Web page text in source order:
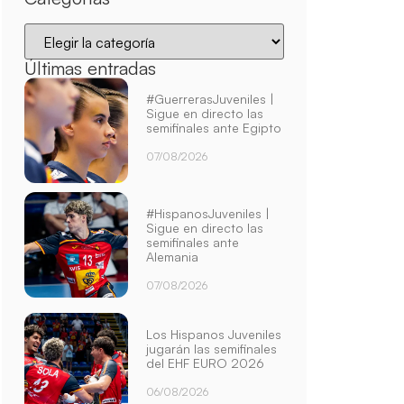
Últimas entradas
#GuerrerasJuveniles |
Sigue en directo las
semifinales ante Egipto
07/08/2026
#HispanosJuveniles |
Sigue en directo las
semifinales ante
Alemania
07/08/2026
Los Hispanos Juveniles
jugarán las semifinales
del EHF EURO 2026
06/08/2026